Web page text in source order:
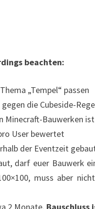
beachten:
„Tempel“ passen
die Cubeside-
Minecraft-Bauwerken
User bewertet
der Eventzeit
darf euer Bauwerk
muss aber